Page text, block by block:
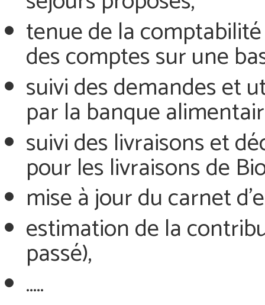
tenue de la
des comptes sur une
suivi des demandes et
par la banque
suivi des livraisons et
pour les livraisons de
mise à jour du carnet
estimation de la
passé),
…..